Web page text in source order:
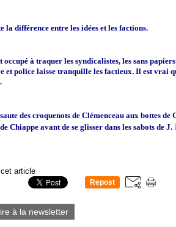
la différence entre les idées et les factions.
occupé à traquer les syndicalistes, les sans
et police laisse tranquille les factieux. Il est vrai
des croquenots de Clémenceau aux bottes
Chiappe avant de se glisser dans les sabots de J.
article
Repost
à la newsletter